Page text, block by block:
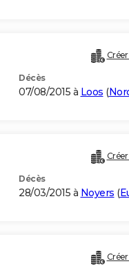
Décès
07/08/2015 à Loos (
Décès
28/03/2015 à Noyers (